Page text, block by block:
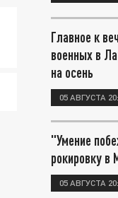
Главное к
военных в
на осень
05 АВГУСТА
"Умение
рокировку в
05 АВГУСТА